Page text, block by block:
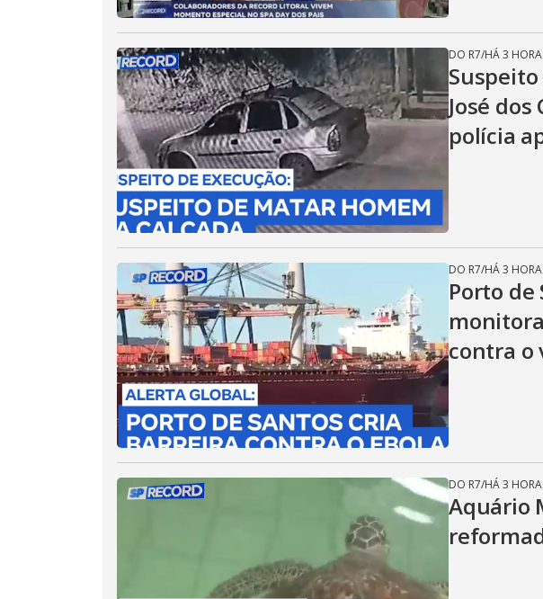
DO R7/HÁ 3
Suspeito
José
polícia
DO R7/HÁ 3
Porto de
contra o
DO R7/HÁ 3
Aquário